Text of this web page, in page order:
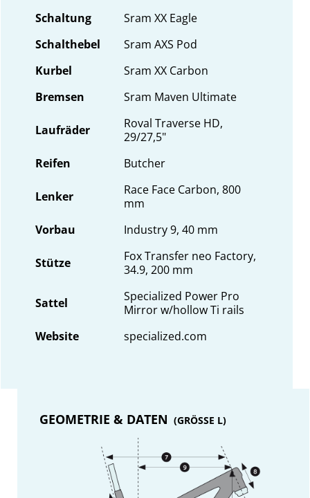
Schaltung
Sram XX Eagle
Schalthebel
Sram AXS Pod
Kurbel
Sram XX Carbon
Bremsen
Sram Maven Ultimate
Laufräder
Roval Traverse HD,
29/27,5"
Reifen
Butcher
Lenker
Race Face Carbon, 800
mm
Vorbau
Industry 9, 40 mm
Stütze
Fox Transfer neo Factory,
34.9, 200 mm
Sattel
Specialized Power Pro
Mirror w/hollow Ti rails
Website
specialized.com
GEOMETRIE & DATEN (GRÖSSE L)